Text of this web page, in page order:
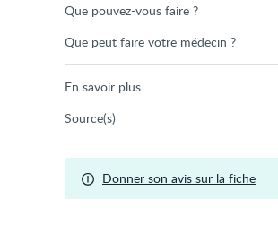
Que pouvez-vous faire ?
Que peut faire votre médecin ?
En savoir plus
Source(s)
Donner son avis sur la fiche